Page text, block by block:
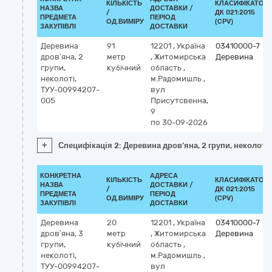
НАЗВА
ПРЕДМЕТА
ЗАКУПІВЛІ
КІЛЬКІСТЬ
/
ОД.ВИМІРУ
ДОСТАВКИ /
ПЕРІОД
ДОСТАВКИ
КЛАСИФІКАТОР
ДК 021:2015
(CPV)
Деревина
дров’яна, 2
групи,
неколоті,
ТУУ-00994207-
005
91
метр
кубічний
12201 , Україна
, Житомирська
область ,
м.Радомишль ,
вул
Присутсвенна,
9
по 30-09-2026
03410000-7
Деревина
+ Специфікація 2: Деревина дров’яна, 2 групи,
КОНКРЕТНА
НАЗВА
ПРЕДМЕТА
ЗАКУПІВЛІ
КІЛЬКІСТЬ
/
ОД.ВИМІРУ
АДРЕСА
ДОСТАВКИ /
ПЕРІОД
ДОСТАВКИ
КЛАСИФІКАТОР
ДК 021:2015
(CPV)
Деревина
дров’яна, 3
групи,
неколоті,
ТУУ-00994207-
20
метр
кубічний
12201 , Україна
, Житомирська
область ,
м.Радомишль ,
вул
03410000-7
Деревина